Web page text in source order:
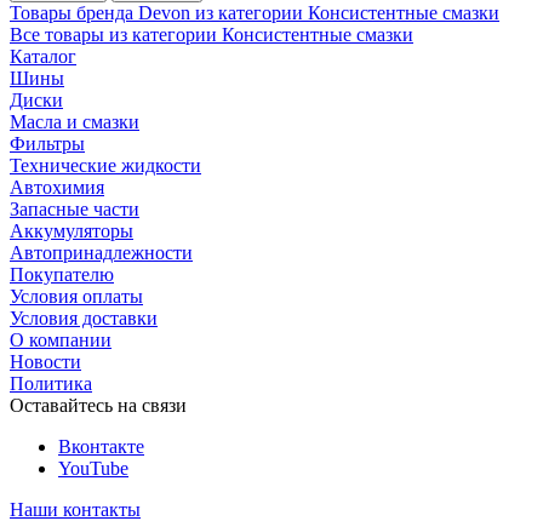
Товары бренда Devon из категории Консистентные смазки
Все товары из категории Консистентные смазки
Каталог
Шины
Диски
Масла и смазки
Фильтры
Технические жидкости
Автохимия
Запасные части
Аккумуляторы
Автопринадлежности
Покупателю
Условия оплаты
Условия доставки
О компании
Новости
Политика
Оставайтесь на связи
Вконтакте
YouTube
Наши контакты